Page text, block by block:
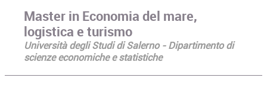
Master in Economia del mare,
logistica e turismo
Università degli Studi di Salerno - Dipartimento di
scienze economiche e statistiche